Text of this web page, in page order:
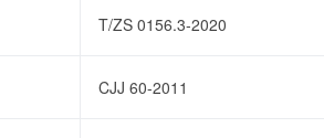
T/ZS 0156.3‑2020
CJJ 60-2011